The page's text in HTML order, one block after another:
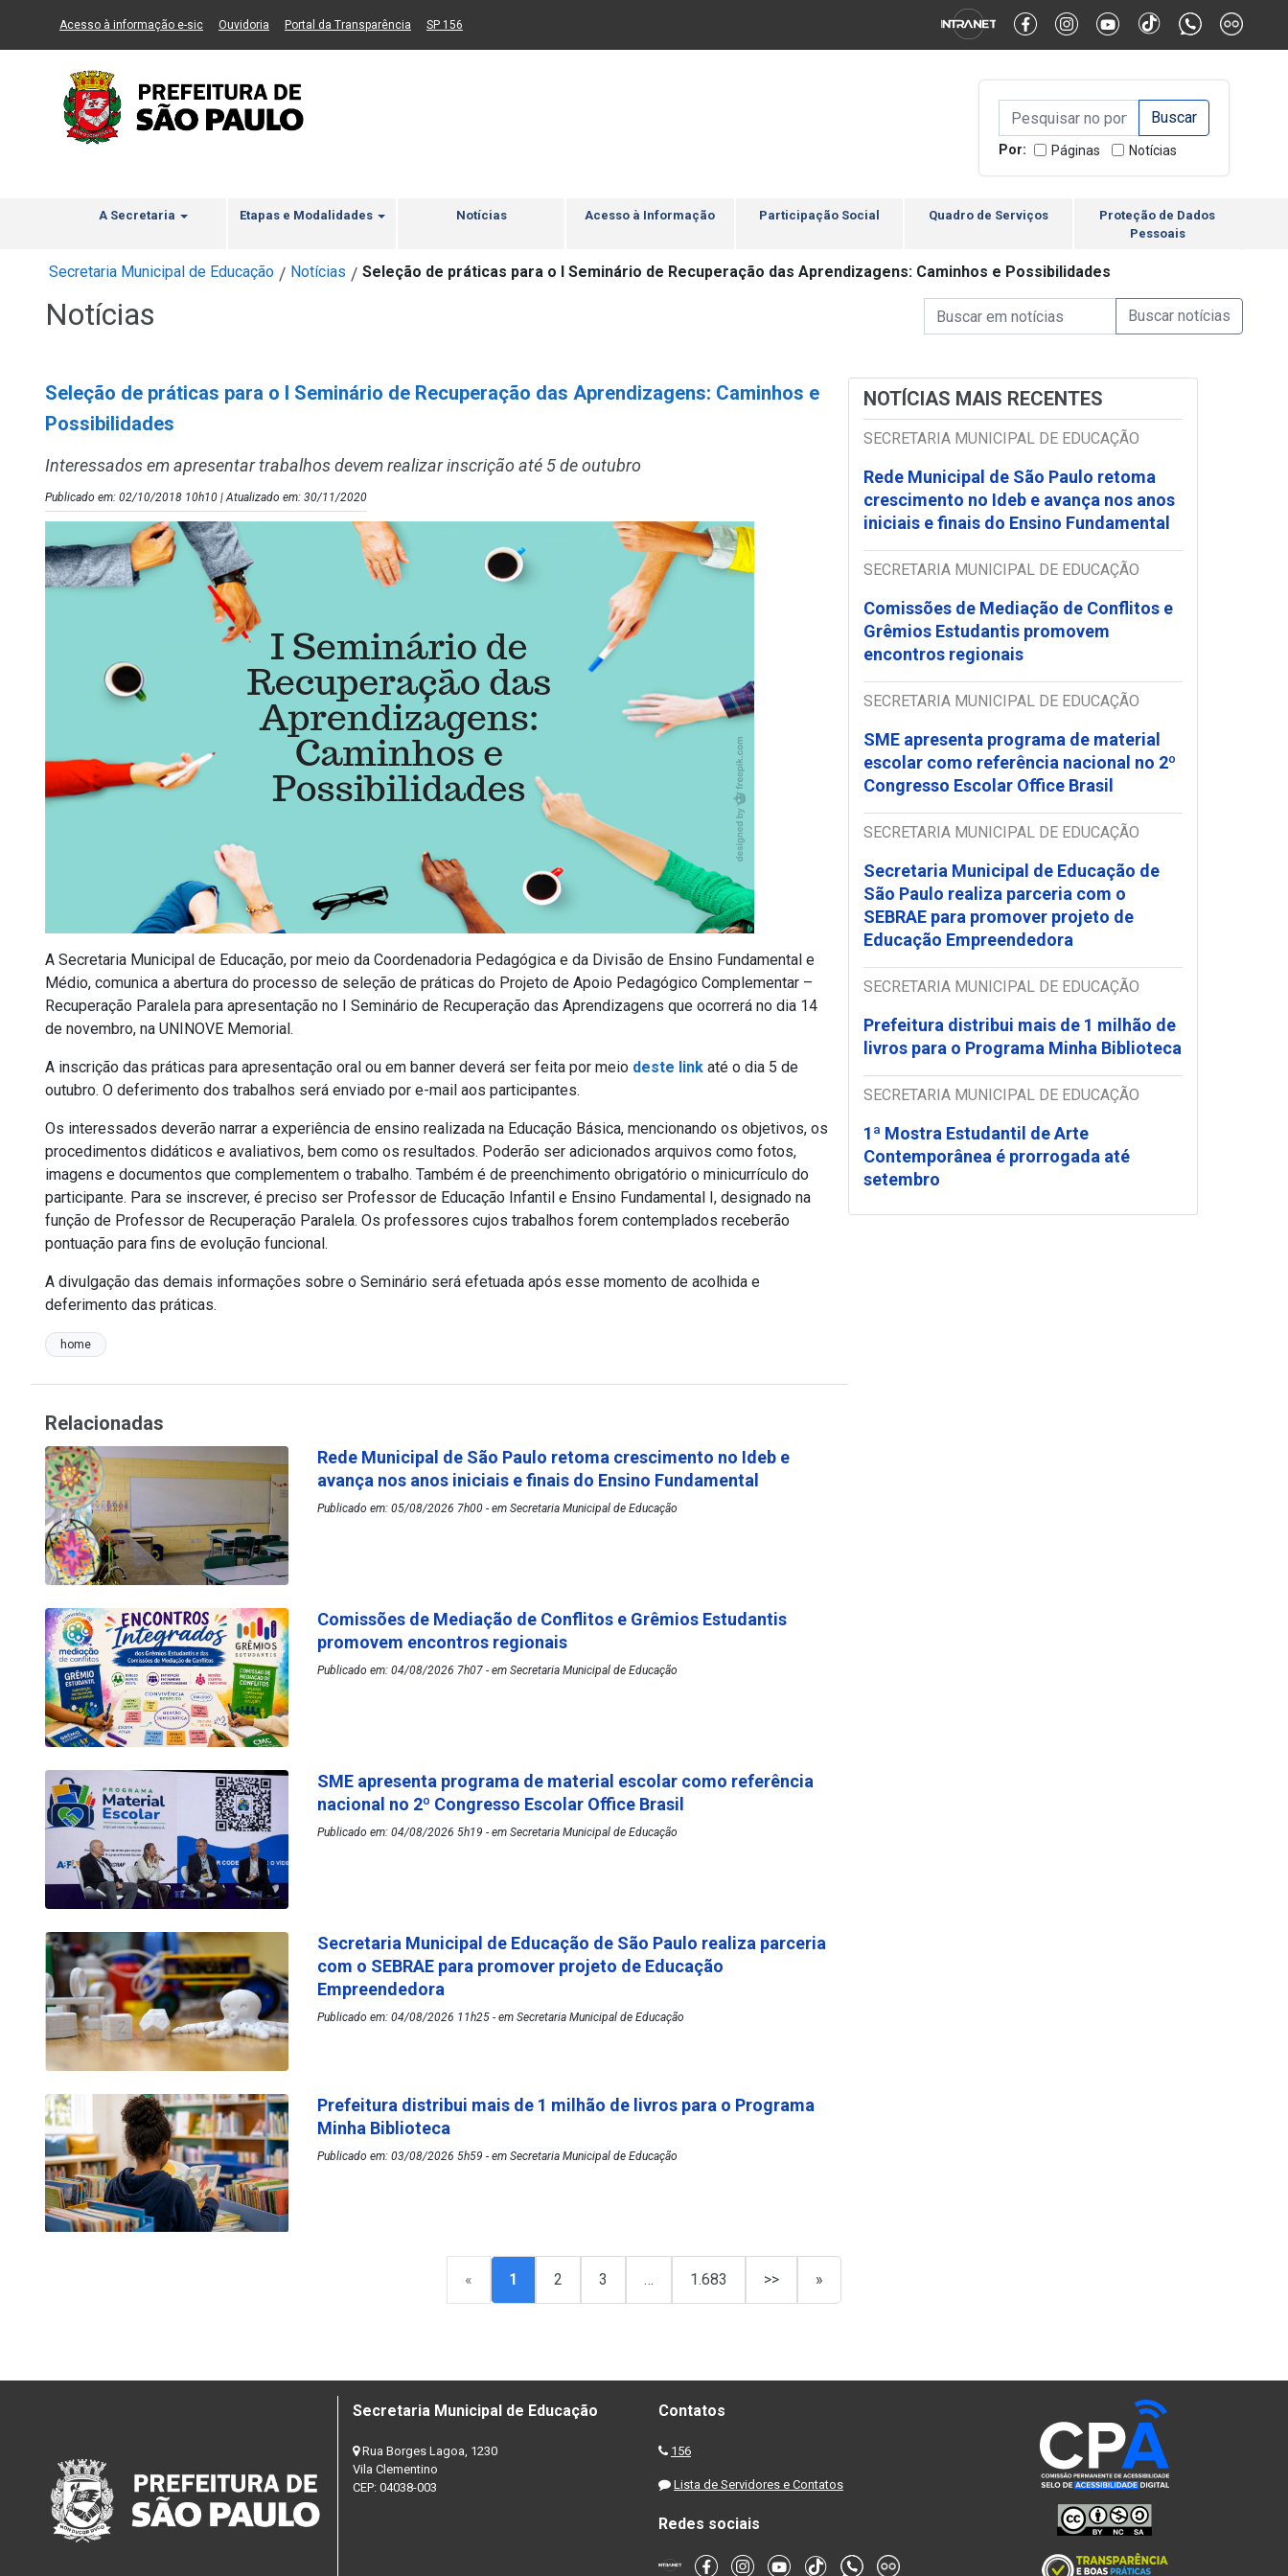
Ir ao Conteúdo Ir para menu principal 2 Ir para busca Ir para rodapé Alternar Alto Contraste Alternar Tamanho da Fonte
Acesso à informação e-sic(Link para um novo sítio)
Ouvidoria (Link para um novo sítio)
Portal da Transparência (Link para um novo sítio)
SP 156
Campo de Busca de
Campo de Busca de informaçõesEnviar a Busca
Por: Páginas Notícias
A Secretaria Etapas e Modalidades Notícias Acesso à Informação Participação Social Quadro de Serviços
Proteção de Dados
Pessoais
Secretaria Municipal de Educação / Notícias / Seleção de práticas para o I Seminário de Recuperação das Aprendizagens: Caminhos e Possibilidades
Notícias Campo de Busca de Notícias
Campo de Busca de informaçõesEnviar a Busca de
Seleção de práticas para o I Seminário de Recuperação das Aprendizagens: Caminhos e
Possibilidades
Interessados em apresentar trabalhos devem realizar inscrição até 5 de outubro
Publicado em: 02/10/2018 10h10 | Atualizado em: 30/11/2020
A Secretaria Municipal de Educação, por meio da Coordenadoria Pedagógica e da Divisão de Ensino Fundamental e
Médio, comunica a abertura do processo de seleção de práticas do Projeto de Apoio Pedagógico Complementar –
Recuperação Paralela para apresentação no I Seminário de Recuperação das Aprendizagens que ocorrerá no dia 14
de novembro, na UNINOVE Memorial.
A inscrição das práticas para apresentação oral ou em banner deverá ser feita por meio deste link até o dia 5 de
outubro. O deferimento dos trabalhos será enviado por e-mail aos participantes.
Os interessados deverão narrar a experiência de ensino realizada na Educação Básica, mencionando os objetivos, os
procedimentos didáticos e avaliativos, bem como os resultados. Poderão ser adicionados arquivos como fotos,
imagens e documentos que complementem o trabalho. Também é de preenchimento obrigatório o minicurrículo do
participante. Para se inscrever, é preciso ser Professor de Educação Infantil e Ensino Fundamental I, designado na
função de Professor de Recuperação Paralela. Os professores cujos trabalhos forem contemplados receberão
pontuação para fins de evolução funcional.
A divulgação das demais informações sobre o Seminário será efetuada após esse momento de acolhida e
deferimento das práticas.
home
NOTÍCIAS MAIS RECENTES
SECRETARIA MUNICIPAL DE EDUCAÇÃO
Rede Municipal de São Paulo retoma
crescimento no Ideb e avança nos anos
iniciais e finais do Ensino Fundamental
SECRETARIA MUNICIPAL DE EDUCAÇÃO
Comissões de Mediação de Conflitos e
Grêmios Estudantis promovem
encontros regionais
SECRETARIA MUNICIPAL DE EDUCAÇÃO
SME apresenta programa de material
escolar como referência nacional no 2º
Congresso Escolar Office Brasil
SECRETARIA MUNICIPAL DE EDUCAÇÃO
Secretaria Municipal de Educação de
São Paulo realiza parceria com o
SEBRAE para promover projeto de
Educação Empreendedora
SECRETARIA MUNICIPAL DE EDUCAÇÃO
Prefeitura distribui mais de 1 milhão de
livros para o Programa Minha Biblioteca
SECRETARIA MUNICIPAL DE EDUCAÇÃO
1ª Mostra Estudantil de Arte
Contemporânea é prorrogada até
setembro
Relacionadas
Rede Municipal de São Paulo retoma crescimento no Ideb e
avança nos anos iniciais e finais do Ensino Fundamental
Publicado em: 05/08/2026 7h00 - em Secretaria Municipal de Educação
Comissões de Mediação de Conflitos e Grêmios Estudantis
promovem encontros regionais
Publicado em: 04/08/2026 7h07 - em Secretaria Municipal de Educação
SME apresenta programa de material escolar como referência
nacional no 2º Congresso Escolar Office Brasil
Publicado em: 04/08/2026 5h19 - em Secretaria Municipal de Educação
Secretaria Municipal de Educação de São Paulo realiza parceria
com o SEBRAE para promover projeto de Educação
Empreendedora
Publicado em: 04/08/2026 11h25 - em Secretaria Municipal de Educação
Prefeitura distribui mais de 1 milhão de livros para o Programa
Minha Biblioteca
Publicado em: 03/08/2026 5h59 - em Secretaria Municipal de Educação
« 1 2 3 … 1.683 >> »
Secretaria Municipal de Educação
Rua Borges Lagoa, 1230
Vila Clementino
CEP: 04038-003
Contatos
156
Lista de Servidores e Contatos
Redes sociais